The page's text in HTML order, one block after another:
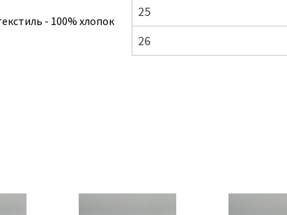
- 100% хлопок
25
26